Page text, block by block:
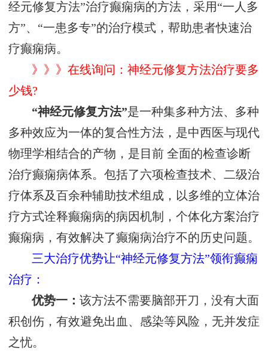
经元修复方法”治疗癫痫病的方法，采用“一人多
方”、“一患多专”的治疗模式，帮助患者快速治
疗癫痫病。
》》》在线询问：神经元修复方法治疗要多
少钱?
“神经元修复方法”是一种集多种方法、多种
多种效应为一体的复合性方法，是中西医与现代
物理学相结合的产物，是目前 全面的检查诊断
治疗癫痫病体系。包括了六项检查技术、二级治
疗体系及百余种辅助技术组成，以多维的立体治
疗方式诠释癫痫病的病因机制，个体化方案治疗
癫痫病，有效解决了癫痫病治疗不的历史问题。
三大治疗优势让“神经元修复方法”领衔癫痫
治疗：
优势一：该方法不需要脑部开刀，没有大面
积创伤，有效避免出血、感染等风险，无并发症
之忧。